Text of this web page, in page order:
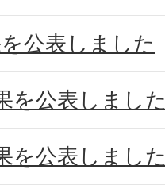
公表しました
を公表しまし
を公表しまし